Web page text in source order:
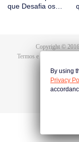
que Desafia os
Copyright ©
Termos e Condições
By using
Privacy